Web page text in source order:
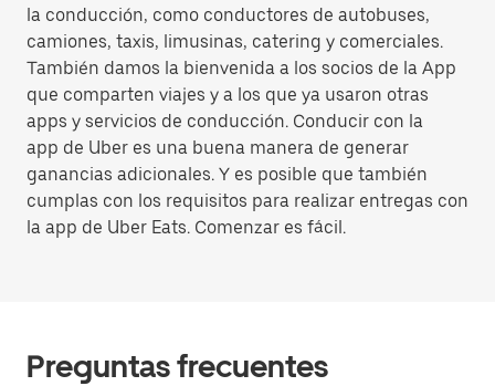
la conducción, como conductores de autobuses,
camiones, taxis, limusinas, catering y comerciales.
También damos la bienvenida a los socios de la App
que comparten viajes y a los que ya usaron otras
apps y servicios de conducción. Conducir con la
app de Uber es una buena manera de generar
ganancias adicionales. Y es posible que también
cumplas con los requisitos para realizar entregas con
la app de Uber Eats. Comenzar es fácil.
Preguntas frecuentes